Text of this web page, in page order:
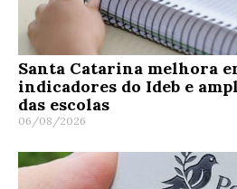
Santa Catarina melhora
indicadores do Ideb e
das escolas
06/08/2026